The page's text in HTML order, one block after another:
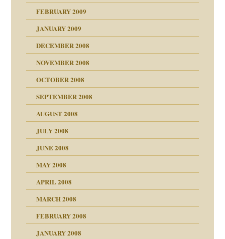
FEBRUARY 2009
JANUARY 2009
DECEMBER 2008
NOVEMBER 2008
OCTOBER 2008
SEPTEMBER 2008
AUGUST 2008
JULY 2008
Juni 2008
JUNE 2008
MAY 2008
APRIL 2008
MARCH 2008
FEBRUARY 2008
JANUARY 2008